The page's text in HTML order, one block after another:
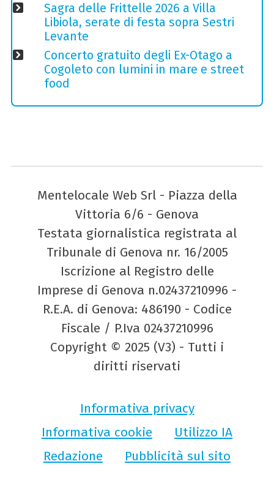
Sagra delle Frittelle 2026 a Villa
Libiola, serate di festa sopra Sestri
Levante
Concerto gratuito degli Ex-Otago a
Cogoleto con lumini in mare e street
food
Mentelocale Web Srl - Piazza della
Vittoria 6/6 - Genova
Testata giornalistica registrata al
Tribunale di Genova nr. 16/2005
Iscrizione al Registro delle
Imprese di Genova n.02437210996 -
R.E.A. di Genova: 486190 - Codice
Fiscale / P.Iva 02437210996
Copyright © 2025 (V3) - Tutti i
diritti riservati
Informativa privacy
Informativa cookie
Utilizzo IA
Redazione
Pubblicità sul sito